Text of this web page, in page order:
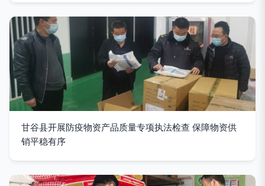
甘谷县开展防疫物资产品质量专项执法检查 保障物资供
销平稳有序